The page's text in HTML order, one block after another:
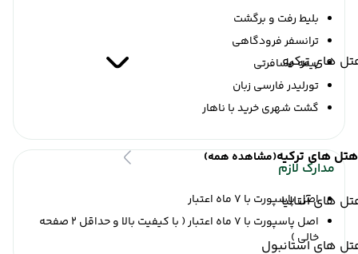
های ترکیه
هتل های ترکیه(مشاهده همه)
های آنتالیا
های استانبول
بلیط رفت و برگشت
ترانسفر فرودگاهی
بیمه مسافرتی
تورلیدر فارسی زبان
گشت شهری خرید با ناهار
مدارک لازم
اصل پاسپورت با 7 ماه اعتبار
اصل پاسپورت با 7 ماه اعتبار ( با کیفیت بالا و حداقل 2 صفحه
خالی )